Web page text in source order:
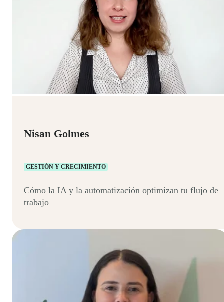
Nisan Golmes
GESTIÓN Y CRECIMIENTO
Cómo la IA y la automatización optimizan tu flujo de
trabajo